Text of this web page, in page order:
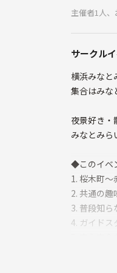
主催者1人
サークル
横浜みなと
集合はみな
夜景好き
みなとみら
◆このイベ
1. 桜木町
2. 共通の
3. 普段知
4. ガイドス